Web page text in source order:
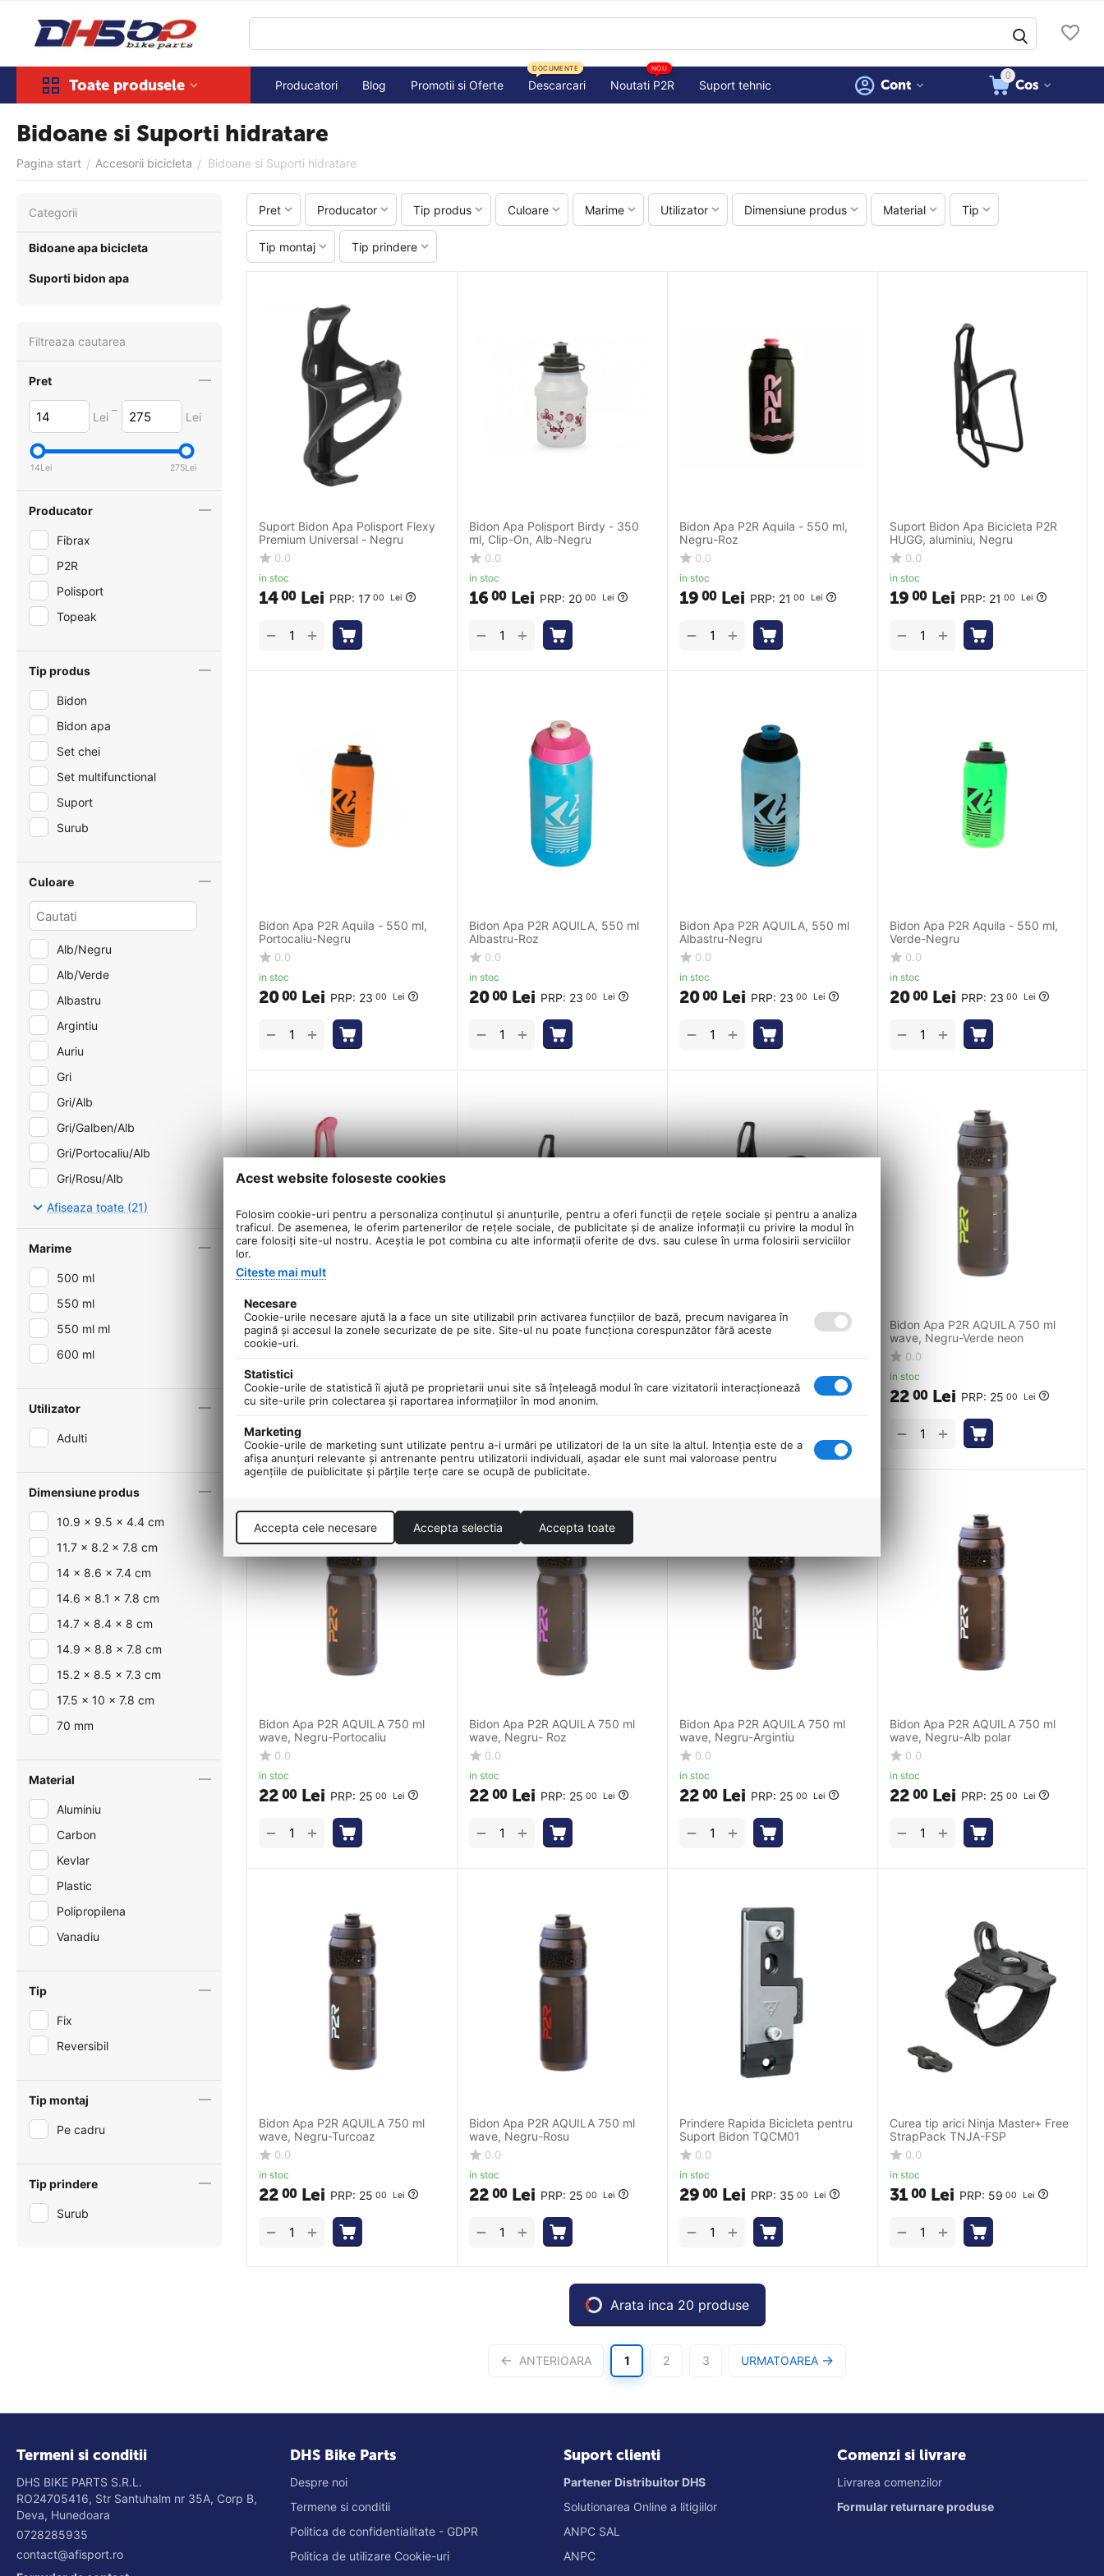
Toate produsele Producatori Blog Promotii si Oferte Descarcari
DOCUMENTE
Noutati P2R
NOU
Suport tehnic
0
Cos
Cont
Bidoane si Suporti hidratare
Pagina start / Accesorii bicicleta / Bidoane si Suporti hidratare
Pret Producator Tip produs Culoare Marime Utilizator Dimensiune produs Material Tip
Tip montaj Tip prindere
Suport Bidon Apa Polisport Flexy
Premium Universal - Negru
0.0
in stoc
PRP:17 00 Lei
1400 Lei
+
−
Bidon Apa Polisport Birdy - 350
ml, Clip-On, Alb-Negru
0.0
in stoc
PRP: 20 00 Lei
16 00 Lei
+
−
Bidon Apa P2R Aquila - 550 ml,
Negru-Roz
0.0
in stoc
PRP: 21 00 Lei
19 00 Lei
+
−
Suport Bidon Apa Bicicleta P2R
HUGG, aluminiu, Negru
0.0
in stoc
PRP: 21 00 Lei
19 00 Lei
+
−
Bidon Apa P2R Aquila - 550 ml,
Portocaliu-Negru
0.0
in stoc
PRP: 23 00 Lei
2000 Lei
+
−
Bidon Apa P2R AQUILA, 550 ml
Albastru-Roz
0.0
in stoc
PRP: 23 00 Lei
2000 Lei
+
−
Bidon Apa P2R AQUILA, 550 ml
Albastru-Negru
0.0
in stoc
PRP: 23 00 Lei
2000 Lei
+
−
Bidon Apa P2R Aquila - 550 ml,
Verde-Negru
0.0
in stoc
PRP: 23 00 Lei
2000 Lei
+
−
Suport Bidon Apa Topeak Mono
Cage Cx - Rosu-Transparent
in stoc
PRP:26 00 Lei
21 00 Lei
−
Suport Bidon Apa Polisport PRO
EVO - Negru-Alb
PRP:26 00
2200 Lei
Suport Bidon Apa Polisport PRO
EVO - Negru
PRP: Lei
2200 Lei
Bidon Apa P2R AQUILA 750 ml
wave, Negru-Verde neon
0.0
in stoc
PRP: 25 00 Lei
22 00 Lei
+
−
Bidon Apa P2R AQUILA 750 ml
wave, Negru-Portocaliu
0.0
in stoc
PRP: 25 00 Lei
22 00 Lei
+
−
Bidon Apa P2R AQUILA 750 ml
wave, Negru- Roz
0.0
in stoc
PRP: 25 00 Lei
22 00 Lei
+
−
Bidon Apa P2R AQUILA 750 ml
wave, Negru-Argintiu
0.0
in stoc
PRP: 25 00 Lei
22 00 Lei
+
−
Bidon Apa P2R AQUILA 750 ml
wave, Negru-Alb polar
0.0
in stoc
PRP: 25 00 Lei
22 00 Lei
+
−
Bidon Apa P2R AQUILA 750 ml
wave, Negru-Turcoaz
0.0
in stoc
PRP: 25 00 Lei
22 00 Lei
+
−
Bidon Apa P2R AQUILA 750 ml
wave, Negru-Rosu
0.0
in stoc
PRP: 25 00 Lei
22 00 Lei
+
−
Prindere Rapida Bicicleta pentru
Suport Bidon TQCM01
0.0
in stoc
PRP: 35 00 Lei
29 00 Lei
+
−
Curea tip arici Ninja Master+ Free
StrapPack TNJA-FSP
0.0
in stoc
PRP: 59 00 Lei
3100 Lei
+
−
Arata inca 20 produse
ANTERIOARA 1 2 3 URMATOAREA
Сategorii
Bidoane apa bicicleta
Suporti bidon apa
Filtreaza cautarea
Pret
Lei – Lei
14Lei 275Lei
Producator
Fibrax
P2R
Polisport
Topeak
Tip produs
Bidon
Bidon apa
Set chei
Set multifunctional
Suport
Surub
Culoare
Alb/Negru
Alb/Verde
Albastru
Argintiu
Auriu
Gri
Gri/Alb
Gri/Galben/Alb
Gri/Portocaliu/Alb
Gri/Rosu/Alb
Negru
Negru/Alb,Negru
Negru/Albastru
Negru/Argintiu
Negru/Portocaliu
Negru/Rosu
Portocaliu
Rosu
Afiseaza toate (21)
Marime
500 ml
550 ml
550 ml ml
600 ml
Utilizator
Adulti
Dimensiune produs
10.9 x 9.5 x 4.4 cm
11.7 x 8.2 x 7.8 cm
14 x 8.6 x 7.4 cm
14.6 x 8.1 x 7.8 cm
14.7 x 8.4 x 8 cm
14.9 x 8.8 x 7.8 cm
15.2 x 8.5 x 7.3 cm
17.5 x 10 x 7.8 cm
70 mm
Material
Aluminiu
Carbon
Kevlar
Plastic
Polipropilena
Vanadiu
Tip
Fix
Reversibil
Tip montaj
Pe cadru
Tip prindere
Surub
Termeni si conditii
DHS BIKE PARTS S.R.L.
RO24705416, Str Santuhalm nr 35A, Corp B,
Deva, Hunedoara
0728285935
contact@afisport.ro
DHS Bike Parts
Despre noi
Termene si conditii
Politica de confidentialitate - GDPR
Politica de utilizare Cookie-uri
Suport clienti
Partener Distribuitor DHS
Solutionarea Online a litigiilor
ANPC SAL
ANPC
Comenzi si livrare
Livrarea comenzilor
Formular returnare produse
Acest website foloseste cookies
Folosim cookie-uri pentru a personaliza conținutul și anunțurile, pentru a oferi funcții de rețele sociale și pentru a analiza
traficul. De asemenea, le oferim partenerilor de rețele sociale, de publicitate și de analize informații cu privire la modul în
care folosiți site-ul nostru. Aceștia le pot combina cu alte informații oferite de dvs. sau culese în urma folosirii serviciilor
lor.
Citeste mai mult
Necesare
Cookie-urile necesare ajută la a face un site utilizabil prin activarea funcţiilor de bază, precum navigarea în
pagină şi accesul la zonele securizate de pe site. Site-ul nu poate funcţiona corespunzător fără aceste
cookie-uri.
Statistici
Cookie-urile de statistică îi ajută pe proprietarii unui site să înţeleagă modul în care vizitatorii interacţionează
cu site-urile prin colectarea şi raportarea informaţiilor în mod anonim.
Marketing
Cookie-urile de marketing sunt utilizate pentru a-i urmări pe utilizatori de la un site la altul. Intenţia este de a
afişa anunţuri relevante şi antrenante pentru utilizatorii individuali, aşadar ele sunt mai valoroase pentru
agenţiile de puiblicitate şi părţile terţe care se ocupă de publicitate.
Accepta cele necesare Accepta selectia Accepta toate